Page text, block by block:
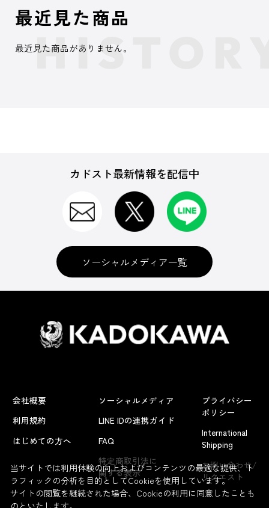
よくあるお問い合わせ
最近見た商品
最近見た商品がありません。
カドスト最新情報を配信中
ソーシャルメディア一覧
会社概要
利用規約
はじめての方へ
ソーシャルメディア
LINE IDの連携ガイド
FAQ
特定商取引法に
関する表示
プライバシー
ポリシー
International
Shipping
お問い合わせ/
リクエスト
当サイトでは利用体験の向上およびコンテンツの最適な提供、ト
ラフィックの分析を目的としてCookieを使用しています。
サイトの閲覧を継続された場合、Cookieの利用に同意したことも